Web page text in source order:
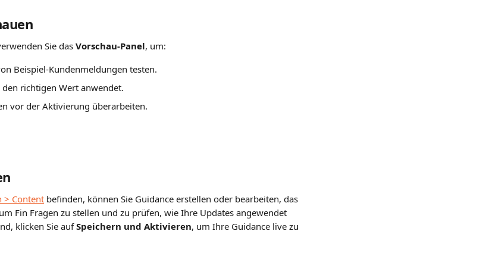
Sie das Vorschau-Panel, um:
Beispiel-Kundenmeldungen testen.
richtigen Wert anwendet.
vor der Aktivierung überarbeiten.
> Content befinden, können Sie Guidance erstellen oder bearbeiten, das
Fin Fragen zu stellen und zu prüfen, wie Ihre Updates angewendet
klicken Sie auf Speichern und Aktivieren, um Ihre Guidance live zu